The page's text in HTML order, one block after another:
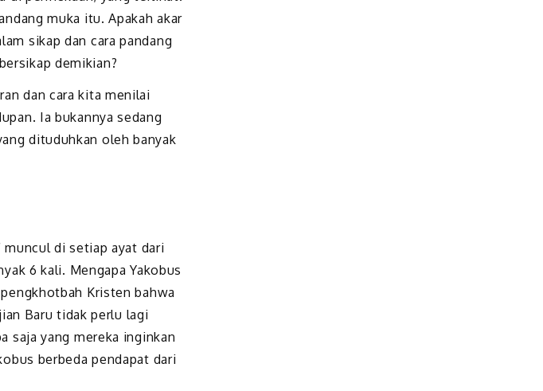
muka itu. Apakah akar
sikap dan cara pandang
demikian?
dan cara kita menilai
Ia bukannya sedang
dituduhkan oleh banyak
muncul di setiap ayat dari
6 kali. Mengapa Yakobus
Kristen bahwa
Baru tidak perlu lagi
saja yang mereka inginkan
berbeda pendapat dari